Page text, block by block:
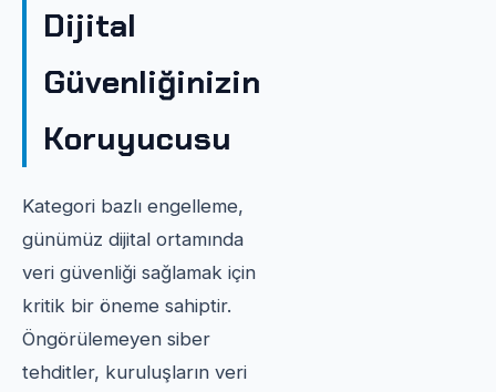
Dijital
Güvenliğinizin
Koruyucusu
Kategori bazlı engelleme,
günümüz dijital ortamında
veri güvenliği sağlamak için
kritik bir öneme sahiptir.
Öngörülemeyen siber
tehditler, kuruluşların veri